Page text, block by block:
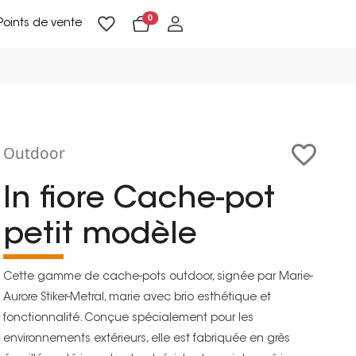
de vente 0
Outdoor
In fiore Cache-pot
petit modèle
Cette gamme de cache-pots outdoor, signée par Marie-
Aurore Stiker-Metral, marie avec brio esthétique et
fonctionnalité. Conçue spécialement pour les
environnements extérieurs, elle est fabriquée en grès